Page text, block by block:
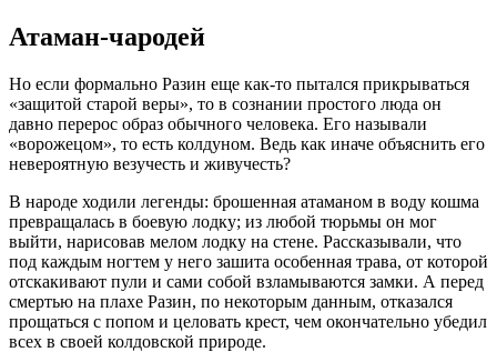
Атаман-чародей
Но если формально Разин еще как-то пытался прикрываться
«защитой старой веры», то в сознании простого люда он
давно перерос образ обычного человека. Его называли
«ворожецом», то есть колдуном. Ведь как иначе объяснить его
невероятную везучесть и живучесть?
В народе ходили легенды: брошенная атаманом в воду кошма
превращалась в боевую лодку; из любой тюрьмы он мог
выйти, нарисовав мелом лодку на стене. Рассказывали, что
под каждым ногтем у него зашита особенная трава, от которой
отскакивают пули и сами собой взламываются замки. А перед
смертью на плахе Разин, по некоторым данным, отказался
прощаться с попом и целовать крест, чем окончательно убедил
всех в своей колдовской природе.